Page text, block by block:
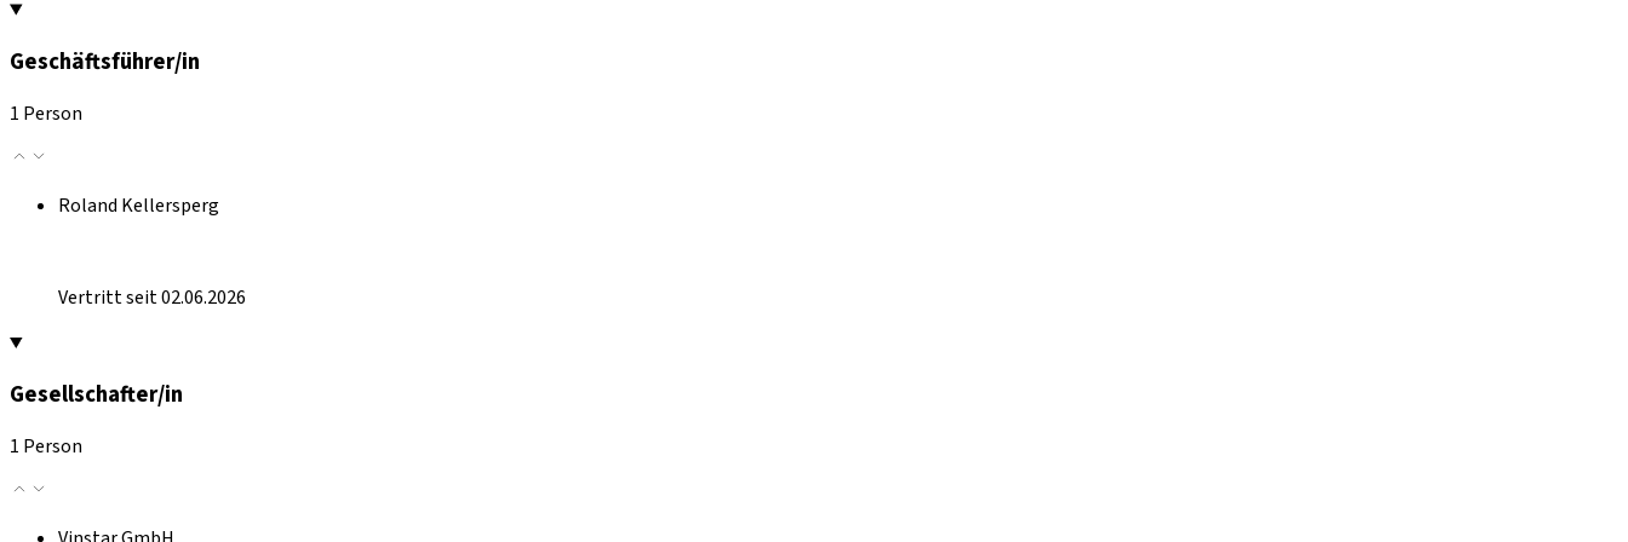
Geschäftsführer/in
1 Person
Roland Kellersperg
Vertritt seit 02.06.2026
Gesellschafter/in
1 Person